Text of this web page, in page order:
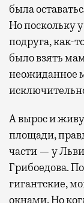
была
Но поскольку
подруга, как-
было взять
неожиданное
А вырос и
площади,
части — у
Грибоедова.
гигантские,
окнами. Но